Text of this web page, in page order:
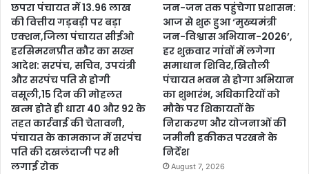
छपरा पंचायत में 13.96 लाख
की वित्तीय गड़बड़ी पर बड़ा
एक्शन,जिला पंचायत सीईओ
हरसिमरनप्रीत कौर का सख्त
आदेश: सरपंच, सचिव, उपयंत्री
और सरपंच पति से होगी
वसूली,15 दिन की मोहलत
खत्म होते ही धारा 40 और 92 के
तहत कार्रवाई की चेतावनी,
पंचायत के कामकाज में सरपंच
पति की दखलंदाजी पर भी
लगाई रोक
जन-जन तक पहुंचेगा प्रशासन:
आज से शुरू हुआ ‘मुख्यमंत्री
जन-विश्वास अभियान-2026’,
हर शुक्रवार गांवों में लगेगा
समाधान शिविर,खितौली
पंचायत भवन से होगा अभियान
का शुभारंभ, अधिकारियों को
मौके पर शिकायतों के
निराकरण और योजनाओं की
जमीनी हकीकत परखने के
निर्देश
August 7, 2026